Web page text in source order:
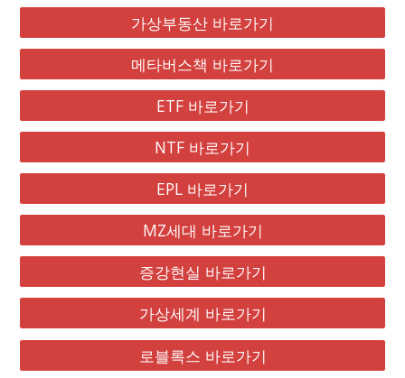
가상부동산 바로가기
메타버스책 바로가기
ETF 바로가기
NTF 바로가기
EPL 바로가기
MZ세대 바로가기
증강현실 바로가기
가상세계 바로가기
로블록스 바로가기